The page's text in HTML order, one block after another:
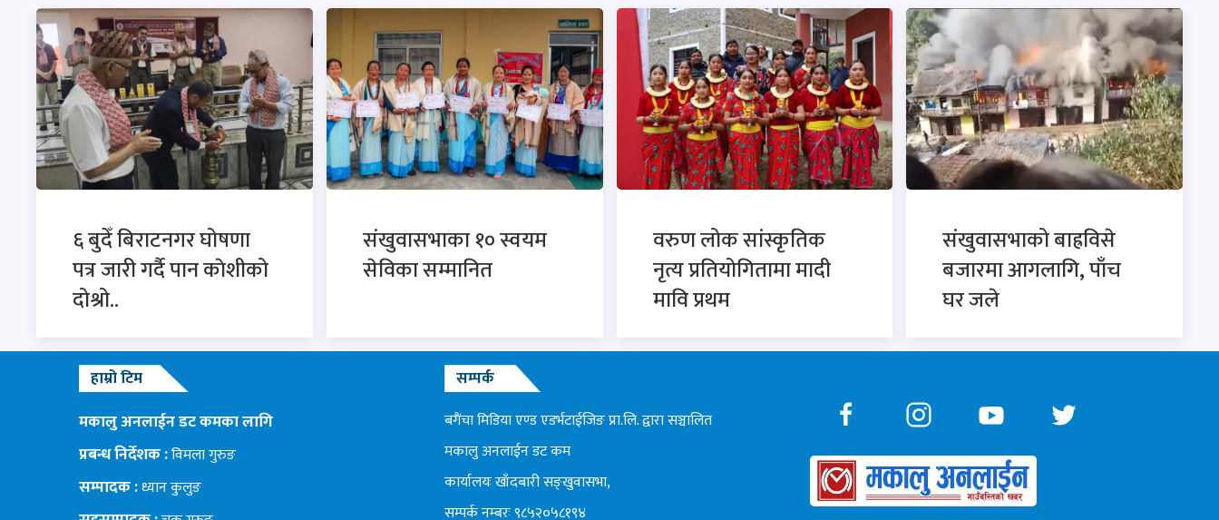
६ बुदेँ बिराटनगर घोषणा
पत्र जारी गर्दै पान काेशीको
दोश्रो..
संखुवासभाका १० स्वयम
सेविका सम्मानित
वरुण लोक सांस्कृतिक
नृत्य प्रतियोगितामा मादी
मावि प्रथम
संखुवासभाको बाह्रविसे
बजारमा आगलागि, पाँच
घर जले
हाम्रो टिम
मकालु अनलाईन डट कमका लागि
प्रबन्ध निर्देशक :विमला गुरुङ
सम्पादक :ध्यान कुलुङ
सम्पर्क
बगैंचा मिडिया एण्ड एडर्भटाईजिङ प्रा.लि. द्वारा सञ्चालित
मकालु अनलाईन डट कम
कार्यालयः खाँदबारी सङ्खुवासभा,
सम्पर्क नम्बरः ९८५२०५८१९४